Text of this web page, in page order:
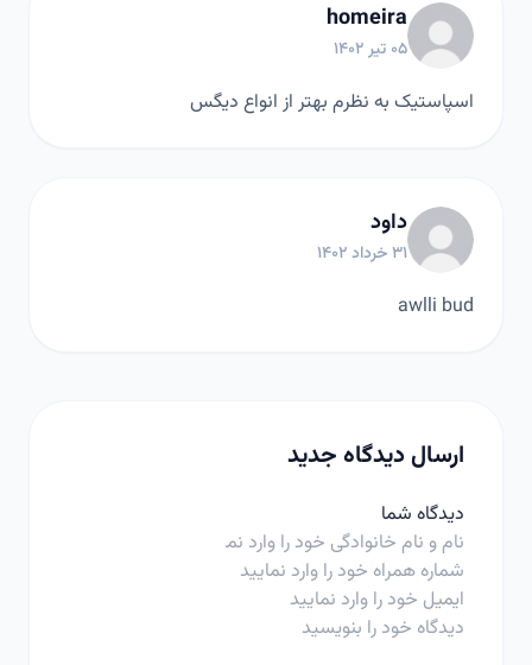
homeira
۰۵ تیر ۱۴۰۲
اسپاستیک به نظرم بهتر از انواع دیگس
داود
۳۱ خرداد ۱۴۰۲
awlli bud
ارسال دیدگاه جدید
دیدگاه شما